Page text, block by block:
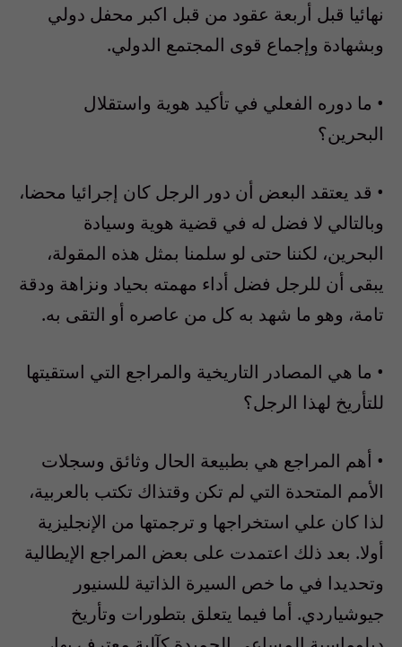
نهائيا قبل أربعة عقود من قبل اكبر محفل دولي
وبشهادة وإجماع قوى المجتمع الدولي.
• ما دوره الفعلي في تأكيد هوية واستقلال
البحرين؟
• قد يعتقد البعض أن دور الرجل كان إجرائيا محضا،
وبالتالي لا فضل له في قضية هوية وسيادة
البحرين، لكننا حتى لو سلمنا بمثل هذه المقولة،
يبقى أن للرجل فضل أداء مهمته بحياد ونزاهة ودقة
تامة، وهو ما شهد به كل من عاصره أو التقى به.
• ما هي المصادر التاريخية والمراجع التي استقيتها
للتأريخ لهذا الرجل؟
• أهم المراجع هي بطبيعة الحال وثائق وسجلات
الأمم المتحدة التي لم تكن وقتذاك تكتب بالعربية،
لذا كان علي استخراجها و ترجمتها من الإنجليزية
أولا. بعد ذلك اعتمدت على بعض المراجع الإيطالية
وتحديدا في ما خص السيرة الذاتية للسنيور
جيوشياردي. أما فيما يتعلق بتطورات وتأريخ